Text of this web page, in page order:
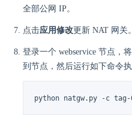
全部公网 IP。
点击应用修改更新 NAT 网关。
登录一个 webservice 节点，将
到节点，然后运行如下命令
python natgw.py -c tag-